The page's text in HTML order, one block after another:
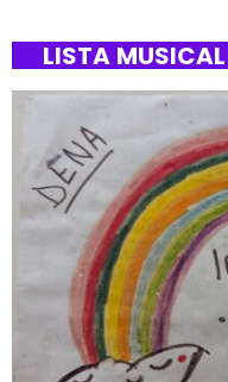
LISTA MUSICAL